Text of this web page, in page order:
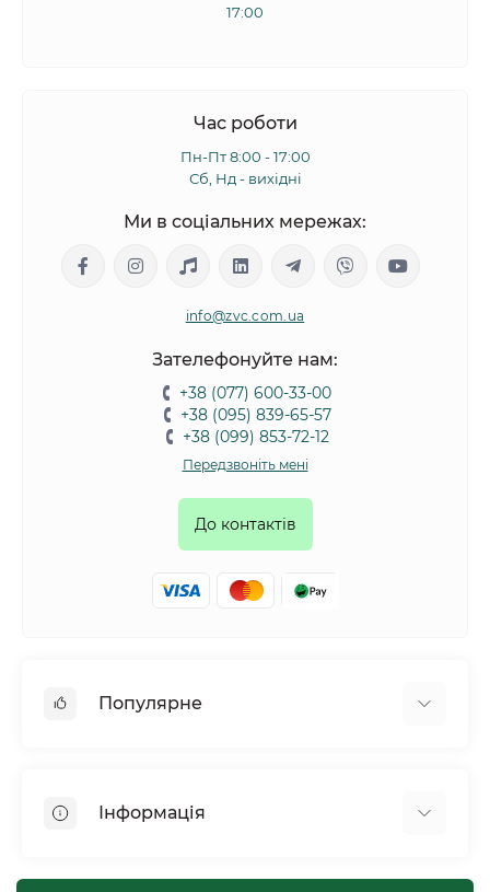
17:00
Час роботи
Пн-Пт 8:00 - 17:00
Сб, Нд - вихідні
Ми в соціальних мережах:
info@zvc.com.ua
Зателефонуйте нам:
+38 (077) 600-33-00
+38 (095) 839-65-57
+38 (099) 853-72-12
Передзвоніть мені
До контактів
Популярне
Птахи
Рептилії
Інформація